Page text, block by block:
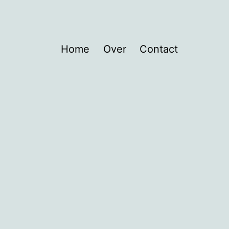
Home Over Contact